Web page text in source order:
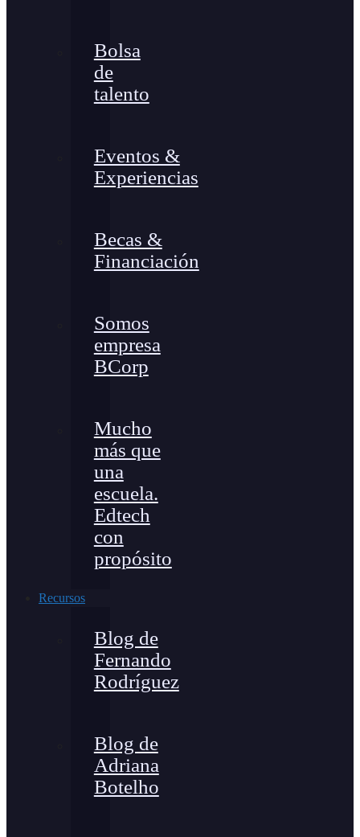
Bolsa
de
talento
Eventos &
Experiencias
Becas &
Financiación
Somos
empresa
BCorp
Mucho
más que
una
escuela.
Edtech
con
propósito
Recursos
Blog de
Fernando
Rodríguez
Blog de
Adriana
Botelho